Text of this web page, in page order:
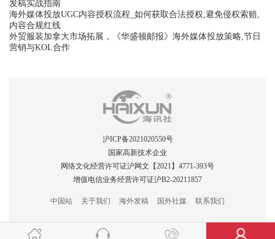
发稿实战指南
海外媒体投放UGC内容授权流程_如何获取合法授权,避免侵权索赔,
内容合规红线
外贸服装加拿大市场拓展，《华盛顿邮报》海外媒体投放策略,节日
营销与KOL合作
沪ICP备2021020550号
国家高新技术企业
网络文化经营许可证沪网文【2021】4771-393号
增值电信业务经营许可证沪B2-20211857
中国站 关于我们 海外发稿 国外社媒 联系我们